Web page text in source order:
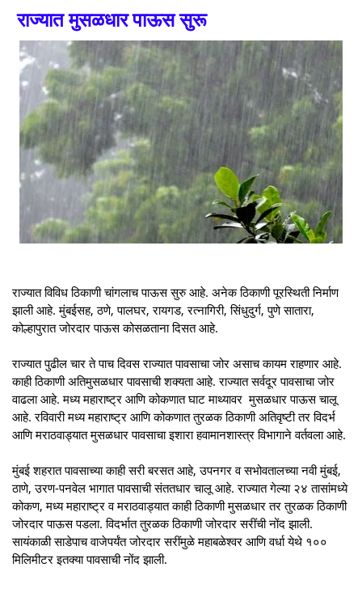
राज्यात मुसळधार पाऊस सुरू
राज्यात विविध ठिकाणी चांगलाच पाऊस सुरु आहे. अनेक ठिकाणी पूरस्थिती निर्माण
झाली आहे. मुंबईसह, ठणे, पालघर, रायगड, रत्नागिरी, सिंधुदुर्ग, पुणे सातारा,
कोल्हापुरात जोरदार पाऊस कोसळताना दिसत आहे.
राज्यात पुढील चार ते पाच दिवस राज्यात पावसाचा जोर असाच कायम राहणार आहे.
काही ठिकाणी अतिमुसळधार पावसाची शक्यता आहे. राज्यात सर्वदूर पावसाचा जोर
वाढला आहे. मध्य महाराष्ट्र आणि कोकणात घाट माथ्यावर मुसळधार पाऊस चालू
आहे. रविवारी मध्य महाराष्ट्र आणि कोकणात तुरळक ठिकाणी अतिवृष्टी तर विदर्भ
आणि मराठवाड्यात मुसळधार पावसाचा इशारा हवामानशास्त्र विभागाने वर्तवला आहे.
मुंबई शहरात पावसाच्या काही सरी बरसत आहे, उपनगर व सभोवतालच्या नवी मुंबई,
ठाणे, उरण-पनवेल भागात पावसाची संततधार चालू आहे. राज्यात गेल्या २४ तासांमध्ये
कोकण, मध्य महाराष्ट्र व मराठवाड्यात काही ठिकाणी मुसळधार तर तुरळक ठिकाणी
जोरदार पाऊस पडला. विदर्भात तुरळक ठिकाणी जोरदार सरींची नोंद झाली.
सायंकाळी साडेपाच वाजेपर्यंत जोरदार सरींमुळे महाबळेश्वर आणि वर्धा येथे १००
मिलिमीटर इतक्या पावसाची नोंद झाली.